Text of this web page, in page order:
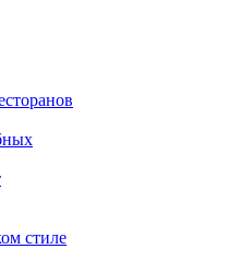
стиле